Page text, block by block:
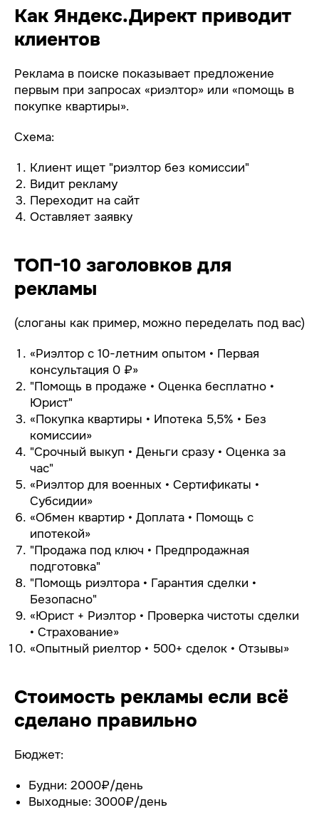
Как Яндекс.Директ приводит
клиентов
Реклама в поиске показывает предложение
первым при запросах «риэлтор» или «помощь в
покупке квартиры».
Схема:
Клиент ищет "риэлтор без комиссии"
Видит рекламу
Переходит на сайт
Оставляет заявку
ТОП-10 заголовков для
рекламы
(слоганы как пример, можно переделать под вас)
«Риэлтор с 10-летним опытом • Первая
консультация 0 ₽»
"Помощь в продаже • Оценка бесплатно •
Юрист"
«Покупка квартиры • Ипотека 5,5% • Без
комиссии»
"Срочный выкуп • Деньги сразу • Оценка за
час"
«Риэлтор для военных • Сертификаты •
Субсидии»
«Обмен квартир • Доплата • Помощь с
ипотекой»
"Продажа под ключ • Предпродажная
подготовка"
"Помощь риэлтора • Гарантия сделки •
Безопасно"
«Юрист + Риэлтор • Проверка чистоты сделки
• Страхование»
«Опытный риелтор • 500+ сделок • Отзывы»
Стоимость рекламы если всё
сделано правильно
Бюджет:
Будни: 2000₽/день
Выходные: 3000₽/день